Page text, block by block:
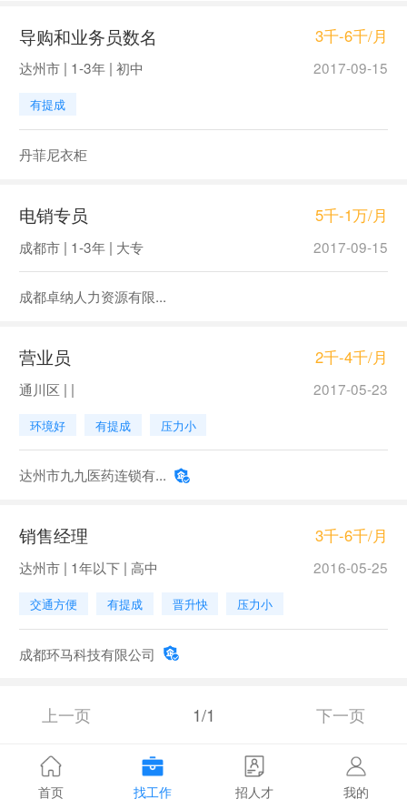
导购和业务员数名 3千-6千/月
达州市 | 1-3年 | 初中 2017-09-15
有提成
丹菲尼衣柜
电销专员 5千-1万/月
成都市 | 1-3年 | 大专 2017-09-15
成都卓纳人力资源有限...
营业员 2千-4千/月
通川区 | | 2017-05-23
环境好 有提成 压力小
达州市九九医药连锁有...
销售经理 3千-6千/月
达州市 | 1年以下 | 高中 2016-05-25
交通方便 有提成 晋升快 压力小
成都环马科技有限公司
上一页 1/1 下一页
首页 找工作 招人才 我的